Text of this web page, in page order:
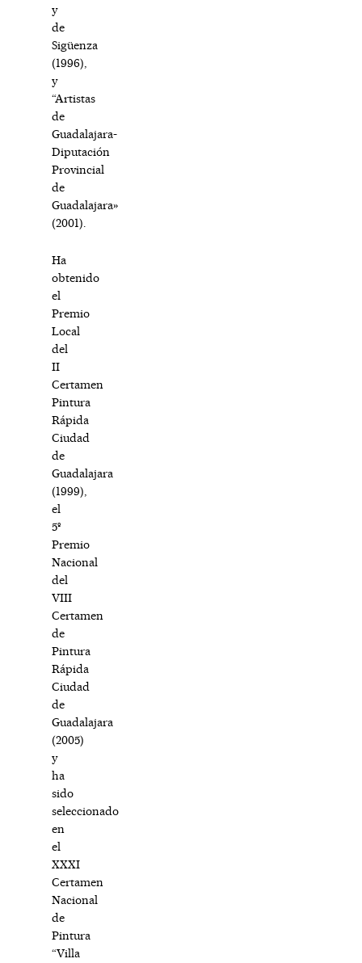
y
de
Sigüenza
(1996),
y
“Artistas
de
Guadalajara-
Diputación
Provincial
de
Guadalajara»
(2001).
Ha
obtenido
el
Premio
Local
del
II
Certamen
Pintura
Rápida
Ciudad
de
Guadalajara
(1999),
el
5º
Premio
Nacional
del
VIII
Certamen
de
Pintura
Rápida
Ciudad
de
Guadalajara
(2005)
y
ha
sido
seleccionado
en
el
XXXI
Certamen
Nacional
de
Pintura
“Villa